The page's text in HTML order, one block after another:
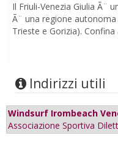
Il Friuli-Venezia Giulia Ã¨ una
Ã¨ una regione autonoma a
Trieste e Gorizia).
Indirizzi utili
Windsurf Irombeach
Associazione Sportiva